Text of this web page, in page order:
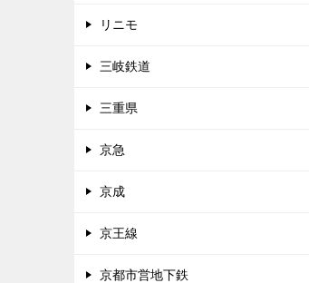
リニモ
三岐鉄道
三重県
京急
京成
京王線
京都市営地下鉄